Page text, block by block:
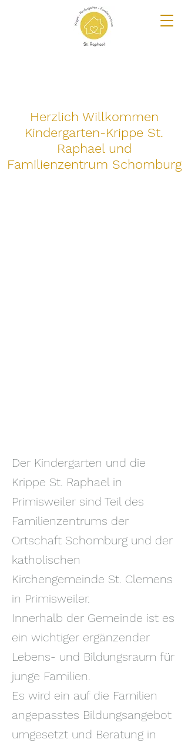
Herzlich Willkommen
Kindergarten-Krippe St.
Raphael und
Familienzentrum Schomburg
Der Kindergarten und die
Krippe St. Raphael in
Primisweiler sind Teil des
Familienzentrums der
Ortschaft Schomburg und der
katholischen
Kirchengemeinde St. Clemens
in Primisweiler.
Innerhalb der Gemeinde ist es
ein wichtiger ergänzender
Lebens- und Bildungsraum für
junge Familien.
Es wird ein auf die Familien
angepasstes Bildungsangebot
umgesetzt und Beratung in